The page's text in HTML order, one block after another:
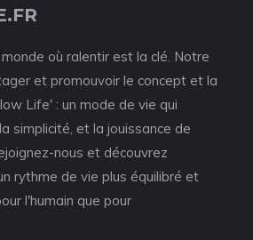
où ralentir est la clé. Notre
et promouvoir le concept et la
Life' : un mode de vie qui
simplicité, et la jouissance de
nous et découvrez
rythme de vie plus équilibré et
l'humain que pour